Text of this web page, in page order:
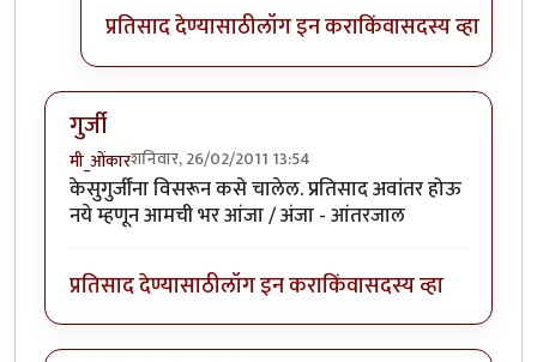
प्रतिसाद देण्यासाठीलॉग इन कराकिंवासदस्य व्हा
गुर्जी
मी_ओंकारशनिवार, 26/02/2011 13:54
केसुगुर्जींना विसरून कसे चालेल. प्रतिसाद अवांतर होऊ
नये म्हणून आमची भर आंजा / अंजा - आंतरजाल
प्रतिसाद देण्यासाठीलॉग इन कराकिंवासदस्य व्हा